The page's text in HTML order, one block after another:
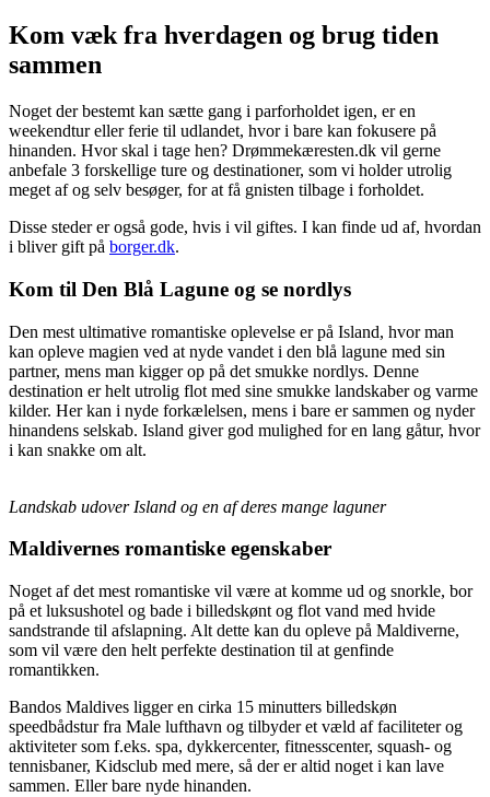
Kom væk fra hverdagen og brug tiden
sammen
Noget der bestemt kan sætte gang i parforholdet igen, er en
weekendtur eller ferie til udlandet, hvor i bare kan fokusere på
hinanden. Hvor skal i tage hen? Drømmekæresten.dk vil gerne
anbefale 3 forskellige ture og destinationer, som vi holder utrolig
meget af og selv besøger, for at få gnisten tilbage i forholdet.
Disse steder er også gode, hvis i vil giftes. I kan finde ud af, hvordan
i bliver gift på borger.dk.
Kom til Den Blå Lagune og se nordlys
Den mest ultimative romantiske oplevelse er på Island, hvor man
kan opleve magien ved at nyde vandet i den blå lagune med sin
partner, mens man kigger op på det smukke nordlys. Denne
destination er helt utrolig flot med sine smukke landskaber og varme
kilder. Her kan i nyde forkælelsen, mens i bare er sammen og nyder
hinandens selskab. Island giver god mulighed for en lang gåtur, hvor
i kan snakke om alt.
Landskab udover Island og en af deres mange laguner
Maldivernes romantiske egenskaber
Noget af det mest romantiske vil være at komme ud og snorkle, bor
på et luksushotel og bade i billedskønt og flot vand med hvide
sandstrande til afslapning. Alt dette kan du opleve på Maldiverne,
som vil være den helt perfekte destination til at genfinde
romantikken.
Bandos Maldives ligger en cirka 15 minutters billedskøn
speedbådstur fra Male lufthavn og tilbyder et væld af faciliteter og
aktiviteter som f.eks. spa, dykkercenter, fitnesscenter, squash- og
tennisbaner, Kidsclub med mere, så der er altid noget i kan lave
sammen. Eller bare nyde hinanden.